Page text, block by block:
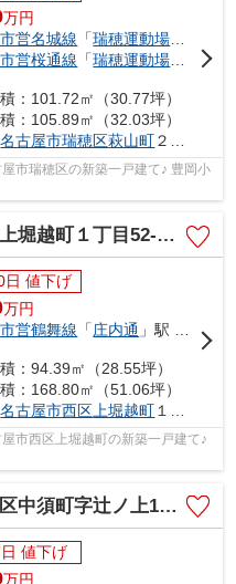
万円
営名城線 「瑞穂運動場東
営桜通線 「瑞穂運動場西
」駅
：101.72㎡（30.77坪）
：105.89㎡（32.03坪）
名古屋市瑞穂区萩山町２丁目17
瑞穂区の新築一戸建て♪ 豊岡小
【仲介手数料無料】新築一戸建て 1号棟
日 値下げ
万円
営鶴舞線 「庄内通 」駅 徒歩13分
：94.39㎡（28.55坪）
：168.80㎡（51.06坪）
名古屋市西区上堀越町１丁目52-1
西区上堀越町の新築一戸建て♪
27【仲介手数料無料】新築一戸建て 1号棟
値下げ
万円